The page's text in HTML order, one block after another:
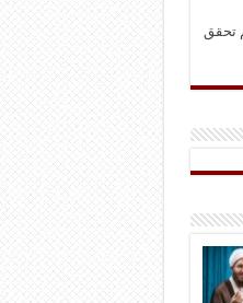
تحقق